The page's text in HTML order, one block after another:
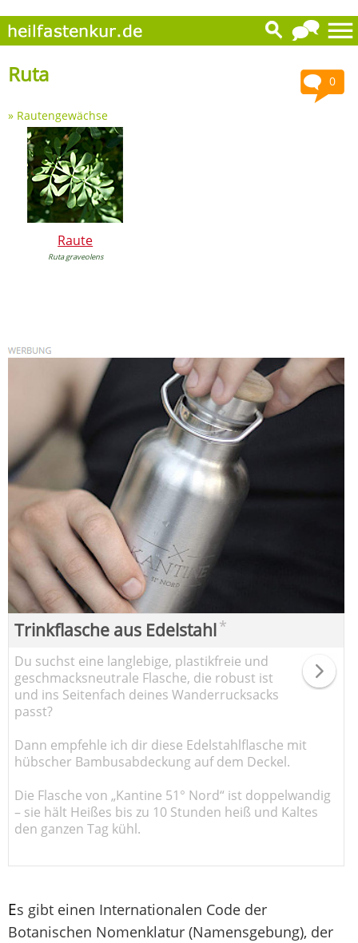
0
Ruta
» Rautengewächse
Raute
Ruta graveolens
Trinkflasche aus Edelstahl*
Du suchst eine langlebige, plastikfreie und
geschmacksneutrale Flasche, die robust ist
und ins Seitenfach deines Wanderrucksacks
passt?
Dann empfehle ich dir diese Edelstahlflasche mit
hübscher Bambusabdeckung auf dem Deckel.
Die Flasche von „Kantine 51° Nord“ ist doppelwandig
– sie hält Heißes bis zu 10 Stunden heiß und Kaltes
den ganzen Tag kühl.
Es gibt einen Internationalen Code der
Botanischen Nomenklatur (Namensgebung), der